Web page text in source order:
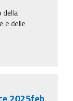
della
e delle